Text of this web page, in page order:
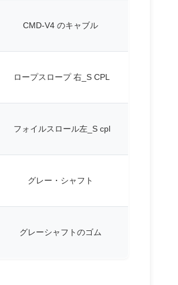
CMD-V4 のキャブル
ロープスロープ 右_S CPL
フォイルスロール左_S cpl
グレー・シャフト
グレーシャフトのゴム